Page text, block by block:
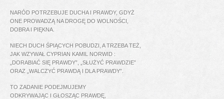
NARÓD POTRZEBUJE DUCHA I PRAWDY, GDYŻ
ONE PROWADZĄ NA DROGĘ DO WOLNOŚCI,
DOBRA I PIĘKNA.
NIECH DUCH ŚPIĄCYCH POBUDZI, A TRZEBA TEŻ,
JAK WZYWAŁ CYPRIAN KAMIL NORWID :
„DORABIAĆ SIĘ PRAWDY”, „SŁUŻYĆ PRAWDZIE”
ORAZ „WALCZYĆ PRAWDĄ I DLA PRAWDY”.
TO ZADANIE PODEJMUJEMY
ODKRYWAJĄC I GŁOSZĄC PRAWDĘ,